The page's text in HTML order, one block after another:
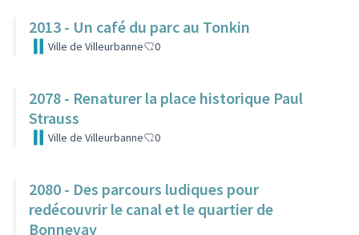
2013 - Un café du parc au Tonkin
Ville de Villeurbanne 0
2078 - Renaturer la place historique Paul
Strauss
Ville de Villeurbanne 0
2080 - Des parcours ludiques pour
redécouvrir le canal et le quartier de
Bonnevay